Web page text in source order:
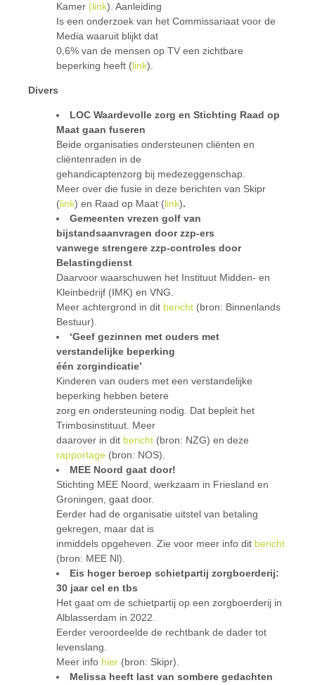
Kamer (link). Aanleiding
Is een onderzoek van het Commissariaat voor de
Media waaruit blijkt dat
0,6% van de mensen op TV een zichtbare
beperking heeft (link).
Divers
LOC Waardevolle zorg en Stichting Raad op
Maat gaan fuseren
Beide organisaties ondersteunen cliënten en
cliëntenraden in de
gehandicaptenzorg bij medezeggenschap.
Meer over die fusie in deze berichten van Skipr
(link) en Raad op Maat (link).
Gemeenten vrezen golf van
bijstandsaanvragen door zzp-ers
vanwege strengere zzp-controles door
Belastingdienst
Daarvoor waarschuwen het Instituut Midden- en
Kleinbedrijf (IMK) en VNG.
Meer achtergrond in dit bericht (bron: Binnenlands
Bestuur).
‘Geef gezinnen met ouders met
verstandelijke beperking
één zorgindicatie’
Kinderen van ouders met een verstandelijke
beperking hebben betere
zorg en ondersteuning nodig. Dat bepleit het
Trimbosinstituut. Meer
daarover in dit bericht (bron: NZG) en deze
rapportage (bron: NOS).
MEE Noord gaat door!
Stichting MEE Noord, werkzaam in Friesland en
Groningen, gaat door.
Eerder had de organisatie uitstel van betaling
gekregen, maar dat is
inmiddels opgeheven. Zie voor meer info dit bericht
(bron: MEE Nl).
Eis hoger beroep schietpartij zorgboerderij:
30 jaar cel en tbs
Het gaat om de schietpartij op een zorgboerderij in
Alblasserdam in 2022.
Eerder veroordeelde de rechtbank de dader tot
levenslang.
Meer info hier (bron: Skipr).
Melissa heeft last van sombere gedachten